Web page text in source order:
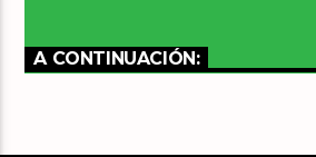
A CONTINUACIÓN: